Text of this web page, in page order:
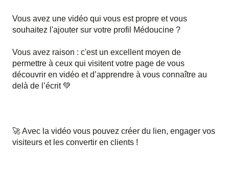
Vous avez une vidéo qui vous est propre et vous
souhaitez l'ajouter sur votre profil Médoucine ?
Vous avez raison : c'est un excellent moyen de
permettre à ceux qui visitent votre page de vous
découvrir en vidéo et d’apprendre à vous connaître au
delà de l’écrit 💚
🚀 Avec la vidéo vous pouvez créer du lien, engager vos
visiteurs et les convertir en clients !